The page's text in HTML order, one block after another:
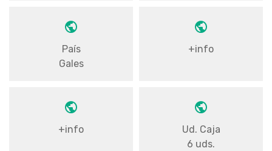
País
Gales
+info
+info
Ud. Caja
6 uds.